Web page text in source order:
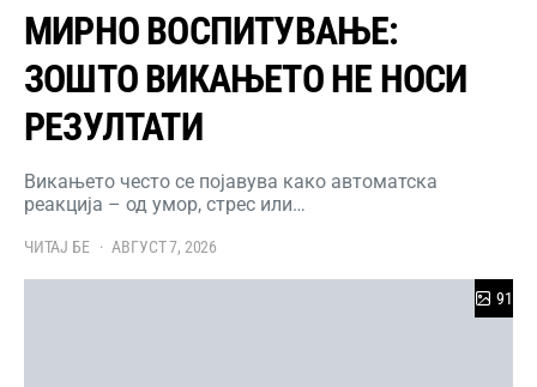
МИРНО ВОСПИТУВАЊЕ:
ЗОШТО ВИКАЊЕТО НЕ НОСИ
РЕЗУЛТАТИ
Викањето често се појавува како автоматска
реакција – од умор, стрес или…
ЧИТАЈ БЕ АВГУСТ 7, 2026
91